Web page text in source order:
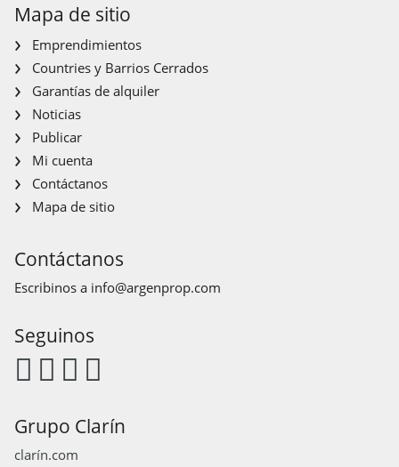
Mapa de sitio
Emprendimientos
Countries y Barrios Cerrados
Garantías de alquiler
Noticias
Publicar
Mi cuenta
Contáctanos
Mapa de sitio
Contáctanos
Escribinos a info@argenprop.com
Seguinos
Grupo Clarín
clarín.com